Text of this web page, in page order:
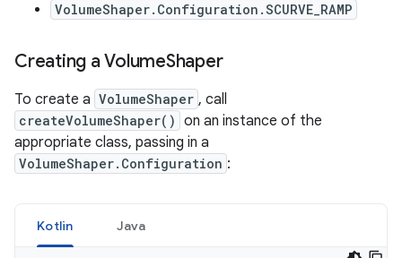
VolumeShaper. Configuration .SCURVE_RAMP
Creating aVolumeShaper
To create a VolumeShaper , call
createVolumeShaper() on an instance of the
appropriate class, passing in a
VolumeShaper. Configuration :
Kotlin Java